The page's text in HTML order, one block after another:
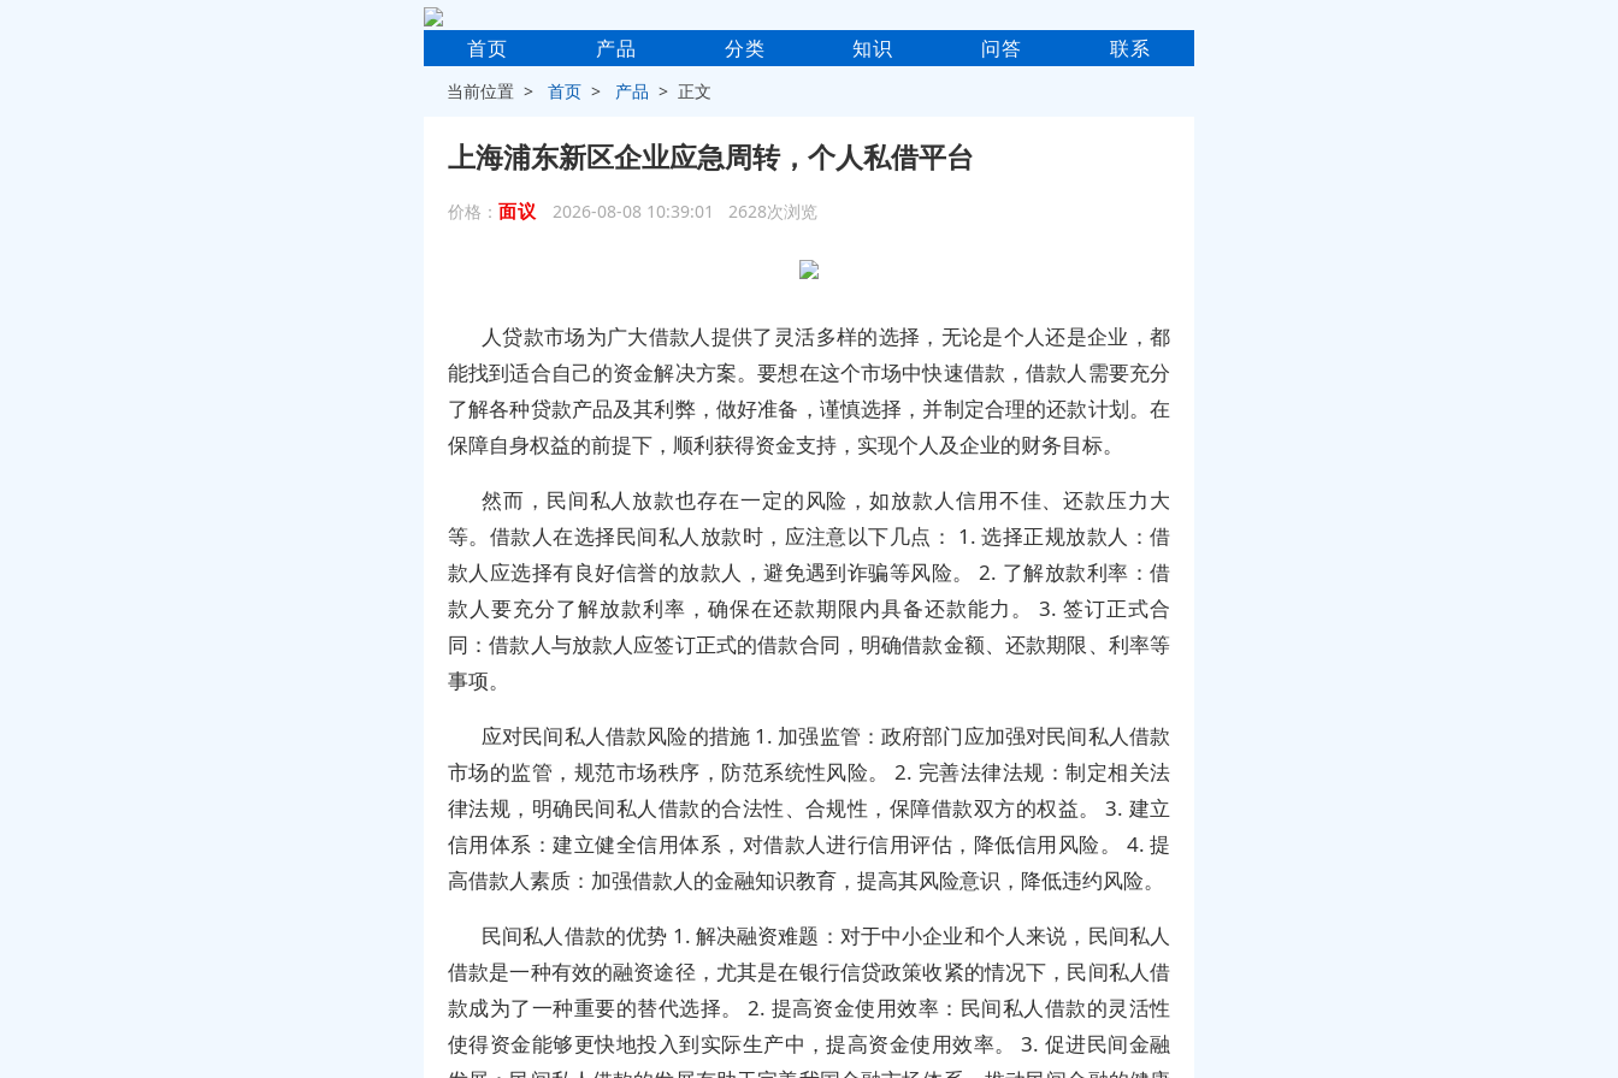
首页 产品 分类 知识 问答 联系
当前位置 >首页 > 产品 > 正文
上海浦东新区企业应急周转，个人私借平台
价格： 面议 2026-08-08 10:39:01 2628次浏览
人贷款市场为广大借款人提供了灵活多样的选择，无论是个人还是企业，都
能找到适合自己的资金解决方案。要想在这个市场中快速借款，借款人需要充分
了解各种贷款产品及其利弊，做好准备，谨慎选择，并制定合理的还款计划。在
保障自身权益的前提下，顺利获得资金支持，实现个人及企业的财务目标。
然而，民间私人放款也存在一定的风险，如放款人信用不佳、还款压力大
等。借款人在选择民间私人放款时，应注意以下几点： 1. 选择正规放款人：借
款人应选择有良好信誉的放款人，避免遇到诈骗等风险。 2. 了解放款利率：借
款人要充分了解放款利率，确保在还款期限内具备还款能力。 3. 签订正式合
同：借款人与放款人应签订正式的借款合同，明确借款金额、还款期限、利率等
事项。
应对民间私人借款风险的措施 1. 加强监管：政府部门应加强对民间私人借款
市场的监管，规范市场秩序，防范系统性风险。 2. 完善法律法规：制定相关法
律法规，明确民间私人借款的合法性、合规性，保障借款双方的权益。 3. 建立
信用体系：建立健全信用体系，对借款人进行信用评估，降低信用风险。 4. 提
高借款人素质：加强借款人的金融知识教育，提高其风险意识，降低违约风险。
民间私人借款的优势 1. 解决融资难题：对于中小企业和个人来说，民间私人
借款是一种有效的融资途径，尤其是在银行信贷政策收紧的情况下，民间私人借
款成为了一种重要的替代选择。 2. 提高资金使用效率：民间私人借款的灵活性
使得资金能够更快地投入到实际生产中，提高资金使用效率。 3. 促进民间金融